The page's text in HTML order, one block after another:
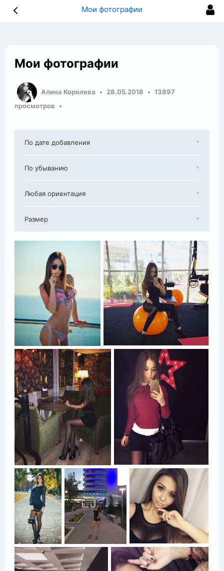
Мои фотографии
Мои фотографии
Алина Королева 28.05.2018
13897
просмотров
По дате добавления
По убыванию
Любая ориентация
Размер